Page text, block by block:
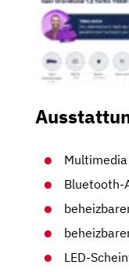
Bluetooth-
LED-